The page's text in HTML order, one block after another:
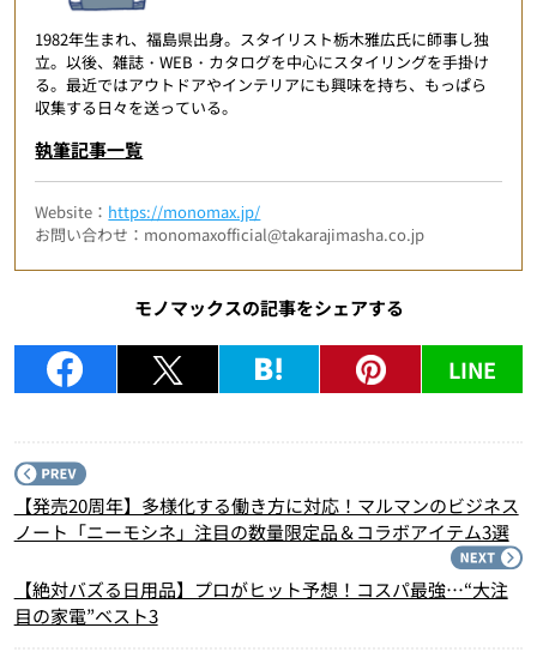
1982年生まれ、福島県出身。スタイリスト栃木雅広氏に師事し独
立。以後、雑誌・WEB・カタログを中心にスタイリングを手掛け
る。最近ではアウトドアやインテリアにも興味を持ち、もっぱら
収集する日々を送っている。
執筆記事一覧
Website： https://monomax.jp/
お問い合わせ：monomaxofficial@takarajimasha.co.jp
モノマックスの記事をシェアする
LINE
【発売20周年】多様化する働き方に対応！マルマンのビジネス
ノート「ニーモシネ」注目の数量限定品＆コラボアイテム3選
【絶対バズる日用品】プロがヒット予想！コスパ最強…“大注
目の家電”ベスト3